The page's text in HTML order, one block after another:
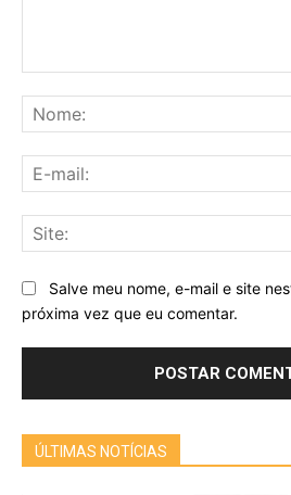
Salve meu nome, e-mail e site
próxima vez que eu comentar.
ÚLTIMAS NOTÍCIAS